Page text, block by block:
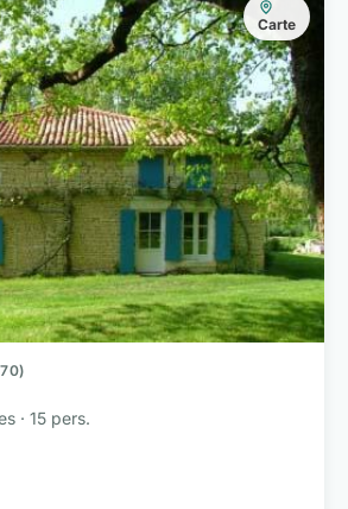
Carte
· 15 pers.